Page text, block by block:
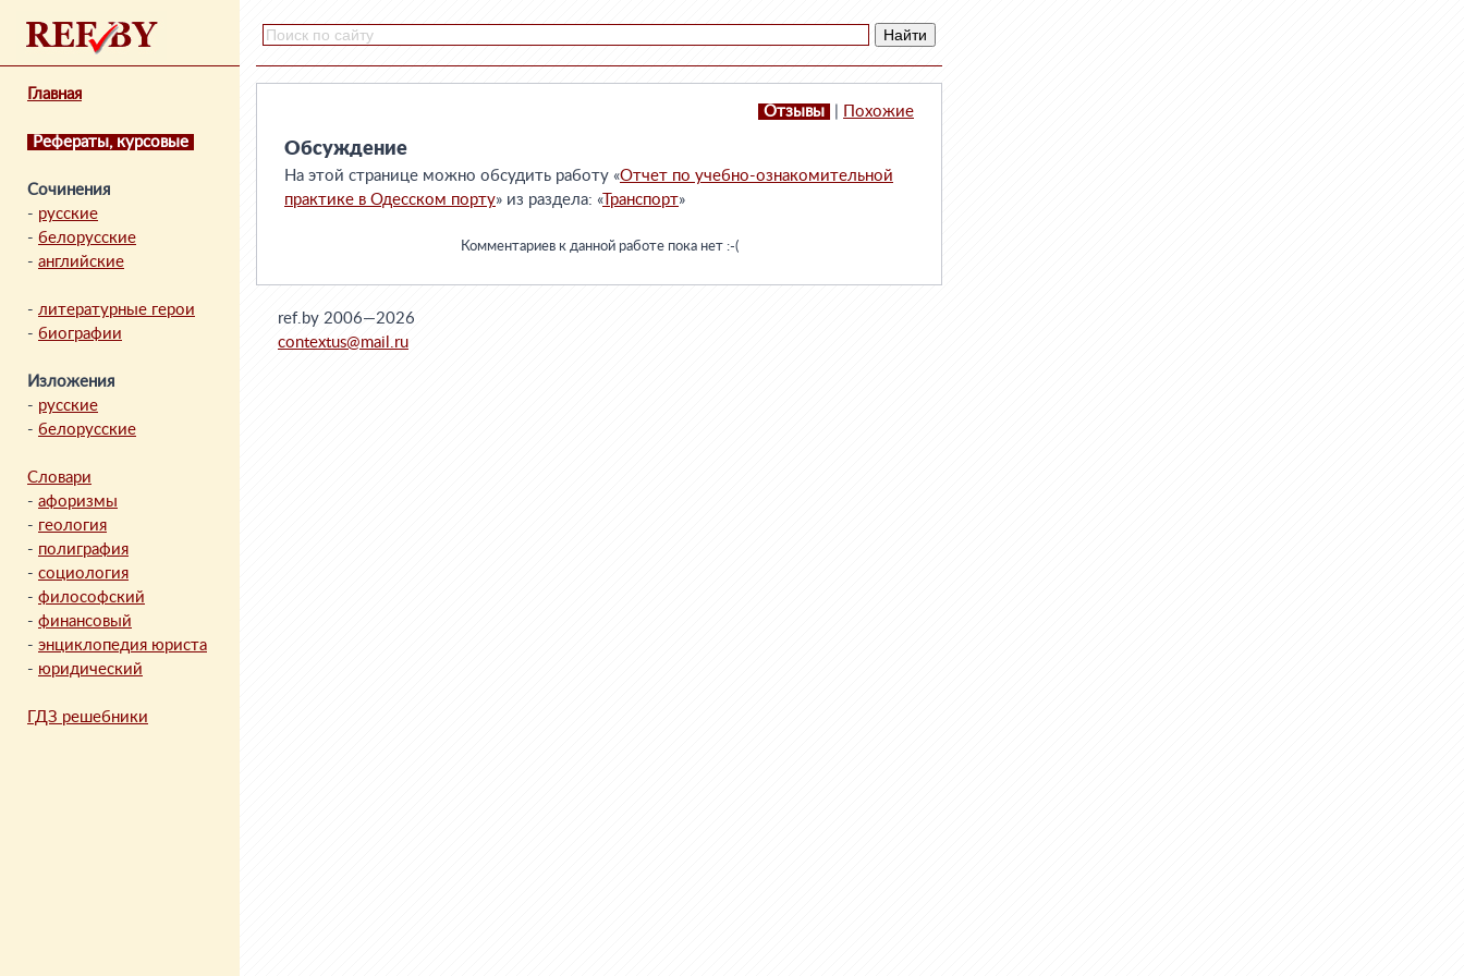
Главная
Рефераты, курсовые
Сочинения
- русские
- белорусские
- английские
- литературные герои
- биографии
Изложения
- русские
- белорусские
Словари
- афоризмы
- геология
- полиграфия
- социология
- философский
- финансовый
- энциклопедия юриста
- юридический
ГДЗ решебники
Отзывы Похожие
Обсуждение
На этой странице можно обсудить работу «Отчет по учебно-ознакомительной
практике в Одесском порту» из раздела: «Транспорт»
Комментариев к данной работе пока нет :-(
ref.by 2006—2026
contextus@mail.ru